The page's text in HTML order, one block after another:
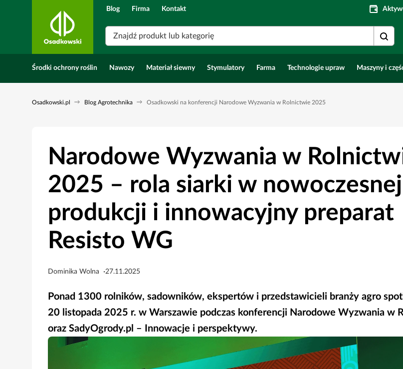
Blog Firma Kontakt
Znajdź produkt lub kategorię
Środki ochrony roślin Nawozy Materiał siewny Stymulatory Farma Technologie upraw Maszyny i
Osadkowski.pl Blog Agrotechnika Osadkowski na konferencji Narodowe Wyzwania w Rolnictwie 2025
Narodowe Wyzwania w
2025 – rola siarki w nowoczesnej
produkcji i innowacyjny preparat
Resisto WG
Dominika Wolna 27.11.2025
Ponad 1300 rolników, sadowników, ekspertów i przedstawicieli branży agro
20 listopada 2025 r. w Warszawie podczas konferencji Narodowe Wyzwania w
oraz SadyOgrody.pl – Innowacje i perspektywy.